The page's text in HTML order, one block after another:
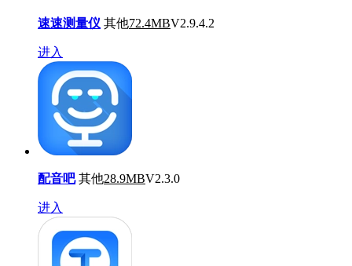
速速测量仪 其他72.4MBV2.9.4.2
进入
配音吧 其他28.9MBV2.3.0
进入